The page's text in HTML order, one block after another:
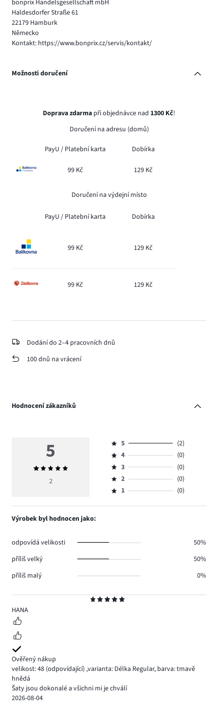
bonprix Handelsgesellschaft mbH
Haldesdorfer Straße 61
22179 Hamburk
Německo
Kontakt: https://www.bonprix.cz/servis/kontakt/
Možnosti doručení
Doprava zdarma při objednávce nad 1300 Kč!
Doručení na adresu (domů)
PayU / Platební karta Dobírka
99 Kč 129 Kč
Doručení na výdejní místo
PayU / Platební karta Dobírka
99 Kč 129 Kč
99 Kč 129 Kč
Dodání do 2–4 pracovních dnů
100 dnů na vrácení
Hodnocení zákazníků
5
HANA
Ověřený nákup
velikost: 48 (odpovídající) ,varianta: Délka Regular, barva: tmavě
hnědá
Šaty jsou dokonalé a všichni mi je chválí
2026-08-04
5
Průměrné
hodnocení
2
Hodnocení
5,
počet
hlasů
2.
5
(2)
Hodnocení
4,
počet
hlasů
4
(0)
Hodnocení
3,
počet
3
(0)
Hodnocení
2,
2
(0)
Hodnocení
1,
1 (0)
Výrobek byl hodnocen jako:
odpovídá velikosti
50%
příliš velký
50%
příliš malý
0%